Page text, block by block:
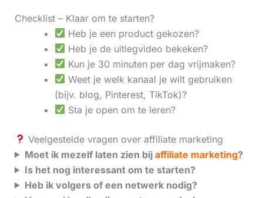
Checklist – Klaar om te starten?
Heb je een product gekozen?
Heb je de uitlegvideo bekeken?
Kun je 30 minuten per dag vrijmaken?
Weet je welk kanaal je wilt gebruiken
(bijv. blog, Pinterest, TikTok)?
Sta je open om te leren?
Veelgestelde vragen over affiliate marketing
Moet ik mezelf laten zien bij affiliate marketing?
Is het nog interessant om te starten?
Heb ik volgers of een netwerk nodig?